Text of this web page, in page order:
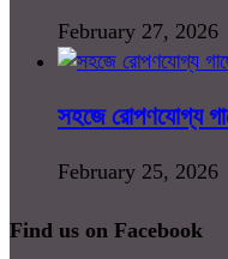
February 27, 2026
সহজে রোপণযোগ্য
February 25, 2026
Find us on Facebook